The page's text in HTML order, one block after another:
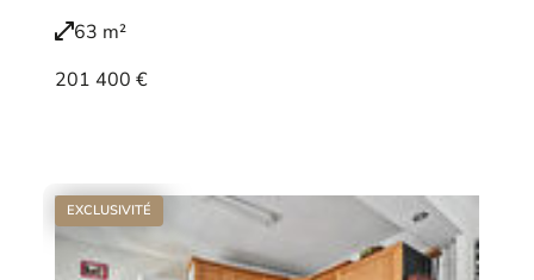
63 m²
201 400 €
EXCLUSIVITÉ